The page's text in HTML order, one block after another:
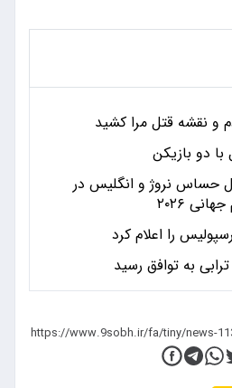
و نقشه قتل مرا کشید
با دو بازیکن
حساس نروژ و انگلیس در
۲۰۲۶
را اعلام کرد
به توافق رسید